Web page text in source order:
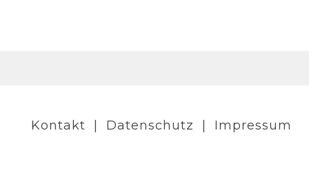
Kontakt Datenschutz Impressum